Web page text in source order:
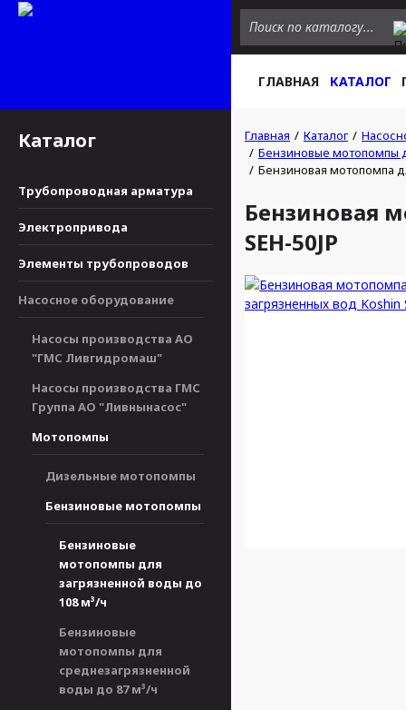
ГЛАВНАЯ КАТАЛОГ
Каталог
Трубопроводная арматура
Электропривода
Элементы трубопроводов
Насосное оборудование
Насосы производства АО
"ГМС Ливгидромаш"
Насосы производства ГМС
Группа АО "Ливнынасос"
Мотопомпы
Дизельные мотопомпы
Бензиновые мотопомпы
Бензиновые
мотопомпы для
загрязненной воды до
108 м³/ч
Бензиновые
мотопомпы для
среднезагрязненной
воды до 87 м³/ч
Главная Каталог
Бензиновые мотопомпы
Бензиновая мотопомпа
Бензиновая
SEH-50JP